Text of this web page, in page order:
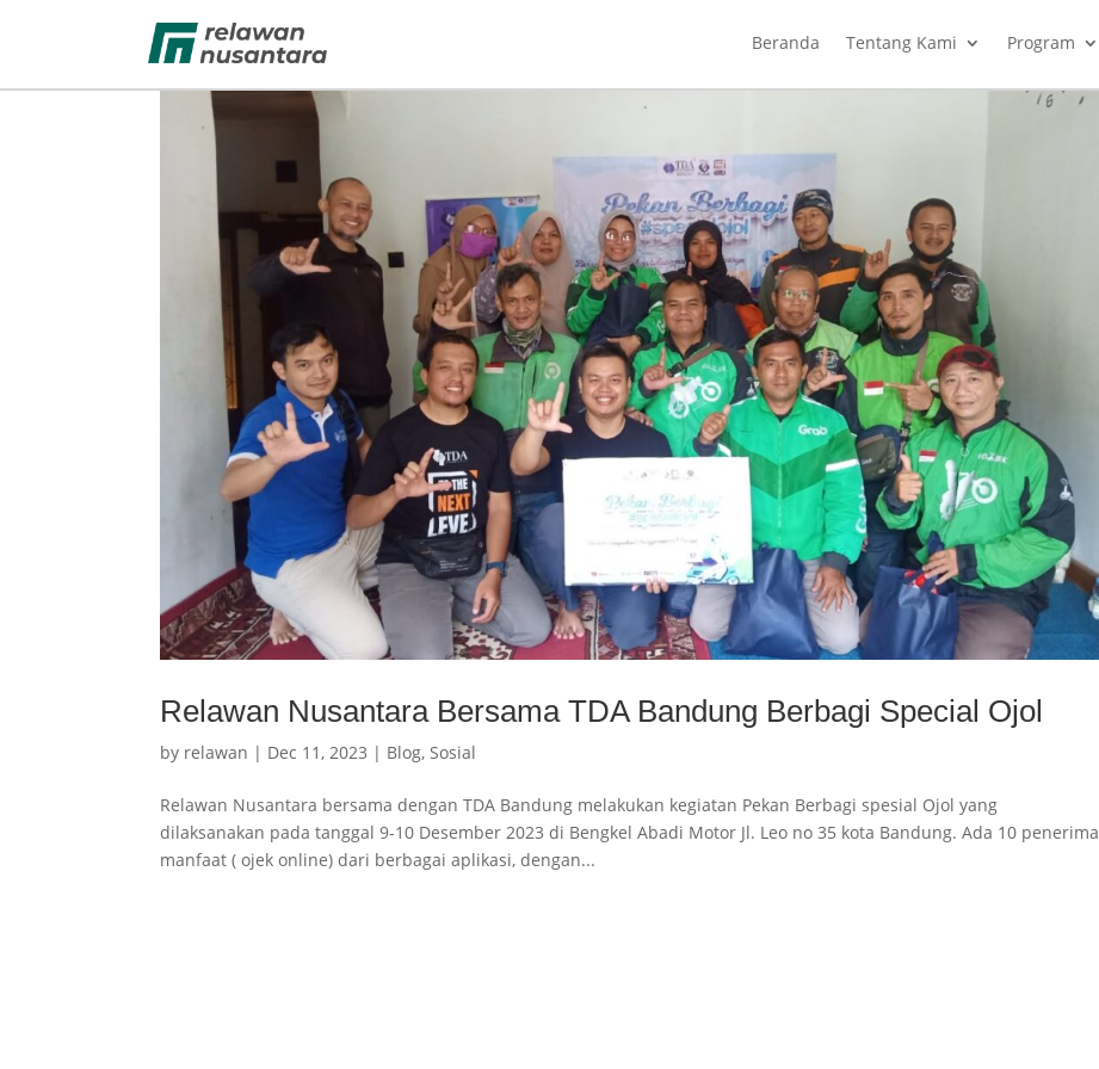
Beranda Tentang Kami Program
Relawan Nusantara Bersama TDA Bandung Berbagi Special Ojol
by relawan | Dec 11, 2023 | Blog, Sosial
Relawan Nusantara bersama dengan TDA Bandung melakukan kegiatan Pekan Berbagi spesial Ojol yang
dilaksanakan pada tanggal 9-10 Desember 2023 di Bengkel Abadi Motor Jl. Leo no 35 kota Bandung. Ada 10 penerima
manfaat ( ojek online) dari berbagai aplikasi, dengan...